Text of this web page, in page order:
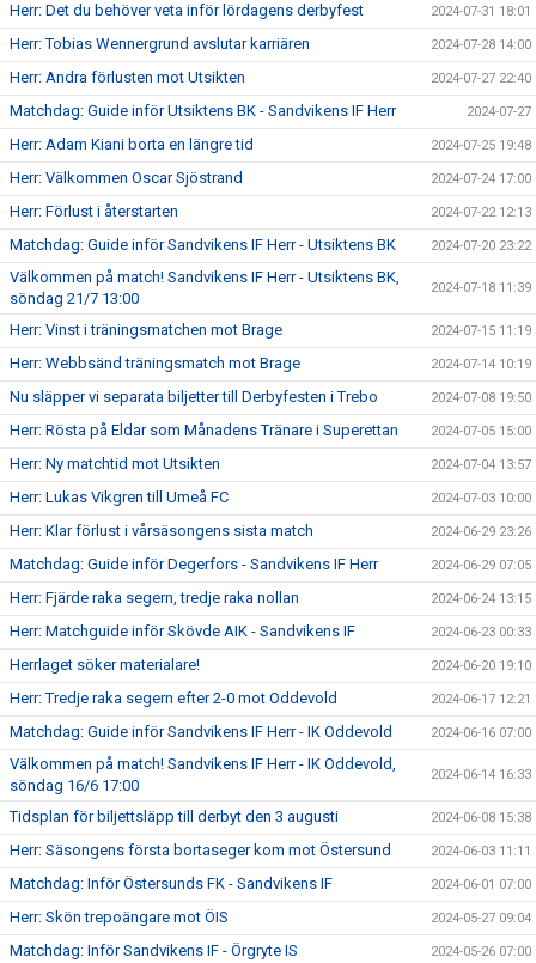
Herr: Det du behöver veta inför lördagens derbyfest 2024-07-31 18:01
Herr: Tobias Wennergrund avslutar karriären 2024-07-28 14:00
Herr: Andra förlusten mot Utsikten 2024-07-27 22:40
Matchdag: Guide inför Utsiktens BK - Sandvikens IF Herr 2024-07-27
Herr: Adam Kiani borta en längre tid 2024-07-25 19:48
Herr: Välkommen Oscar Sjöstrand 2024-07-24 17:00
Herr: Förlust i återstarten 2024-07-22 12:13
Matchdag: Guide inför Sandvikens IF Herr - Utsiktens BK 2024-07-20 23:22
Välkommen på match! Sandvikens IF Herr - Utsiktens BK,
söndag 21/7 13:00
2024-07-18 11:39
Herr: Vinst i träningsmatchen mot Brage 2024-07-15 11:19
Herr: Webbsänd träningsmatch mot Brage 2024-07-14 10:19
Nu släpper vi separata biljetter till Derbyfesten i Trebo 2024-07-08 19:50
Herr: Rösta på Eldar som Månadens Tränare i Superettan 2024-07-05 15:00
Herr: Ny matchtid mot Utsikten 2024-07-04 13:57
Herr: Lukas Vikgren till Umeå FC 2024-07-03 10:00
Herr: Klar förlust i vårsäsongens sista match 2024-06-29 23:26
Matchdag: Guide inför Degerfors - Sandvikens IF Herr 2024-06-29 07:05
Herr: Fjärde raka segern, tredje raka nollan 2024-06-24 13:15
Herr: Matchguide inför Skövde AIK - Sandvikens IF 2024-06-23 00:33
Herrlaget söker materialare! 2024-06-20 19:10
Herr: Tredje raka segern efter 2-0 mot Oddevold 2024-06-17 12:21
Matchdag: Guide inför Sandvikens IF Herr - IK Oddevold 2024-06-16 07:00
Välkommen på match! Sandvikens IF Herr - IK Oddevold,
söndag 16/6 17:00
2024-06-14 16:33
Tidsplan för biljettsläpp till derbyt den 3 augusti 2024-06-08 15:38
Herr: Säsongens första bortaseger kom mot Östersund 2024-06-03 11:11
Matchdag: Inför Östersunds FK - Sandvikens IF 2024-06-01 07:00
Herr: Skön trepoängare mot ÖIS 2024-05-27 09:04
Matchdag: Inför Sandvikens IF - Örgryte IS 2024-05-26 07:00